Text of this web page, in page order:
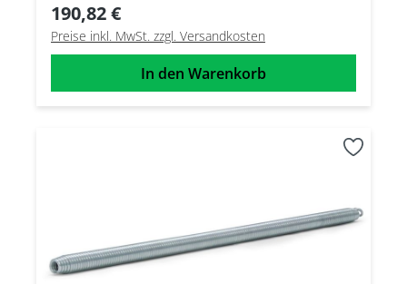
190,82 €
Preise inkl. MwSt. zzgl. Versandkosten
In den Warenkorb